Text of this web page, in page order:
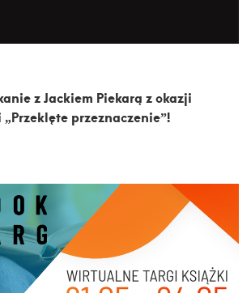
z Jackiem Piekarą z okazji
przeznaczenie”!